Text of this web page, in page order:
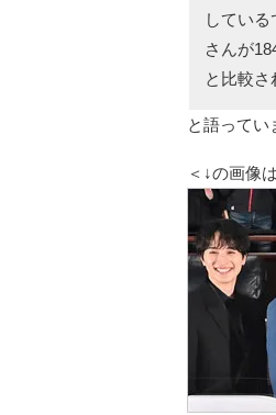
してい
さんが
と比較
と語ってい
＜↓の画像